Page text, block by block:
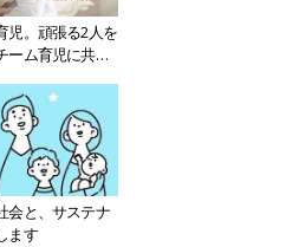
児。頑張る2人を
ーム育児に共感
会と、サステナ
ます